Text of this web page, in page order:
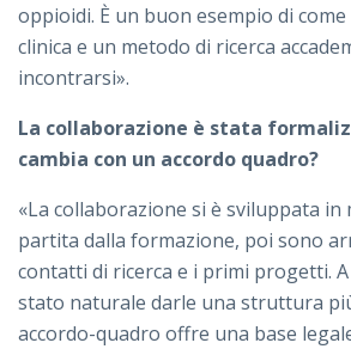
oppioidi. È un buon esempio di
clinica e un metodo di ricerca
incontrarsi».
La collaborazione è stata
cambia con un accordo quadro?
«La collaborazione si è sviluppata in
partita dalla formazione, poi sono
contatti di ricerca e i primi progetti.
stato naturale darle una struttura
accordo-quadro offre una base